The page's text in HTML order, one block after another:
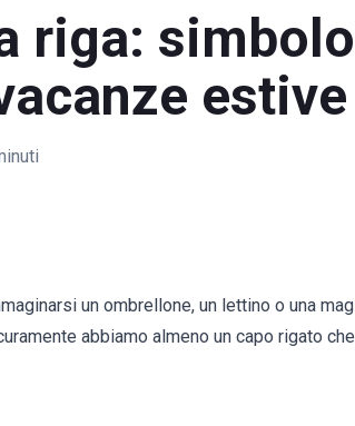
riga:
estive
un ombrellone, un lettino o una
abbiamo almeno un capo rigato